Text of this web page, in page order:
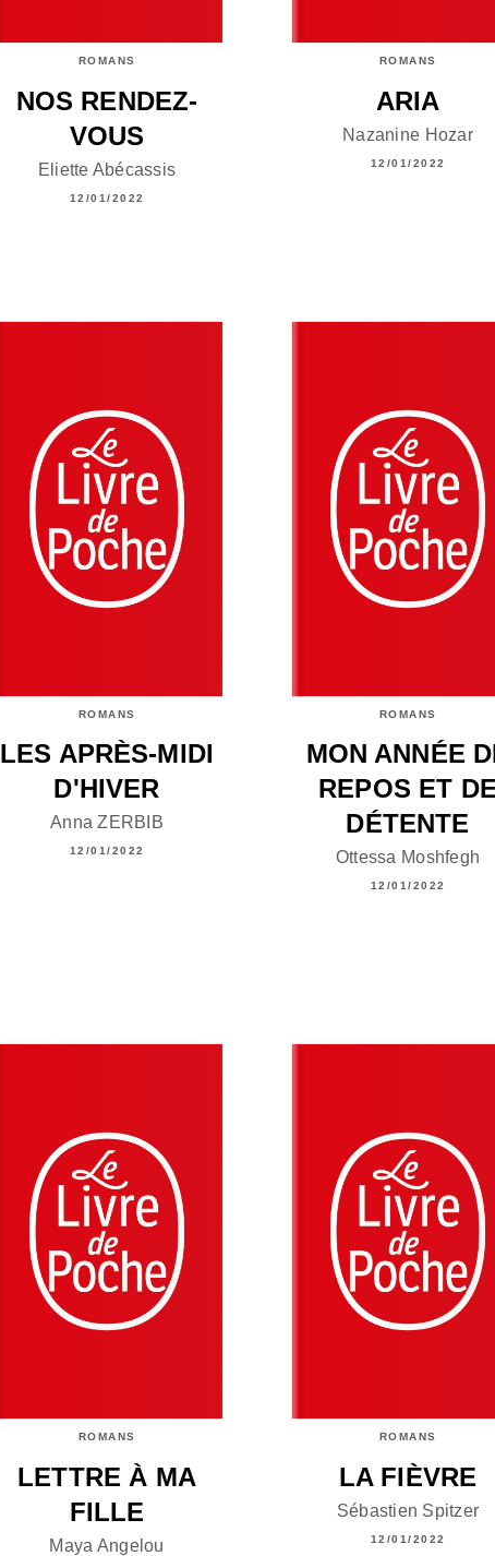
ROMANS
NOS RENDEZ-
VOUS
Eliette Abécassis
12/01/2022
ROMANS
ARIA
Nazanine Hozar
12/01/2022
ROMANS
LES APRÈS-MIDI
D'HIVER
Anna ZERBIB
12/01/2022
ROMANS
MON ANNÉE
REPOS ET DE
DÉTENTE
Ottessa Moshfegh
12/01/2022
ROMANS
LETTRE À MA
FILLE
Maya Angelou
ROMANS
LA FIÈVRE
Sébastien Spitzer
12/01/2022